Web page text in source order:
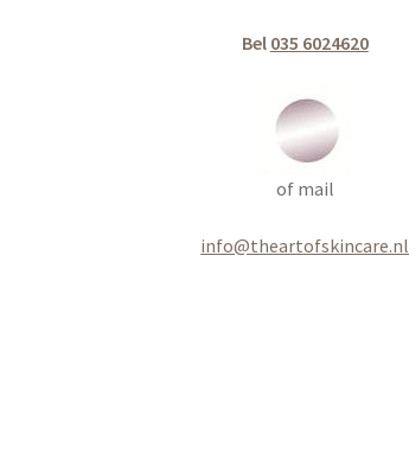
Bel 035 6024620
of mail
info@theartofskincare.nl